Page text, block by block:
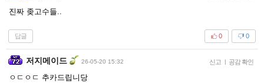
진짜 좆고수들..
답글 0
0
저지메이드 26-05-20 15:32 신고 | 공감 확인
ㅇㄷㅇㄷ 추카드립니당